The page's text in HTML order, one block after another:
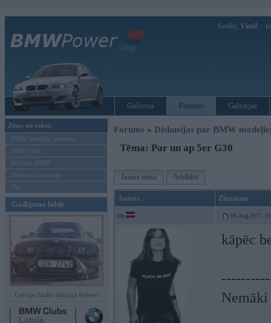
Sveiks, Viesi!
Galvenā Forums Galerijas
Ziņas un raksti
BMW modeļu jaunumi
BMW testi
Mēneša BMW
Sērijveida tūnings
Vel...
Gadījuma bilde
Latvijas lauku tūninga šedevri
Forums » Diskusijas par BMW
Tēma: Par un ap 5er G30
Jauna tēma Atbildēt
Autors Ziņojums
sn 30. Aug 2017,
kāpēc